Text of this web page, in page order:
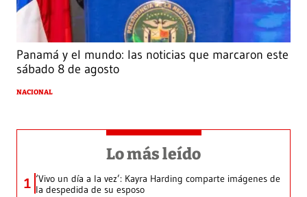
Panamá y el mundo: las noticias que marcaron este
sábado 8 de agosto
NACIONAL
Lo más leído
1 ‘Vivo un día a la vez’: Kayra Harding comparte imágenes de
la despedida de su esposo